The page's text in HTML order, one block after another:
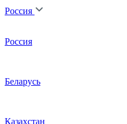
Россия
Россия
Беларусь
Казахстан